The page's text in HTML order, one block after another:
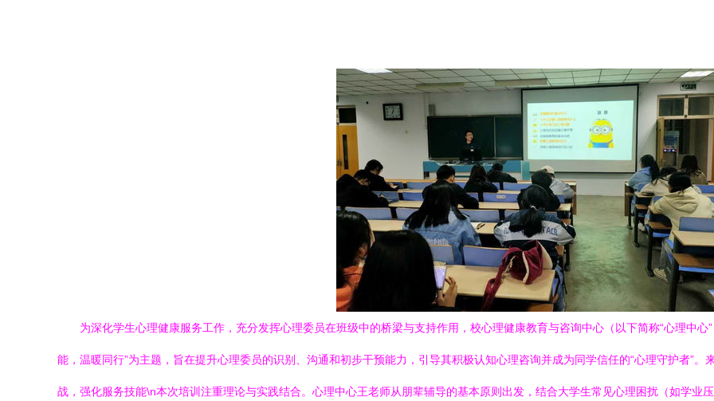
为深化学生心理健康服务工作，充分发挥心理委员在班级中的桥梁与支持作用，校心理健康教育与咨询中心（以下简称“心理中
能，温暖同行”为主题，旨在提升心理委员的识别、沟通和初步干预能力，引导其积极认知心理咨询并成为同学信任的“心理守护者”
战，强化服务技能\n本次培训注重理论与实践结合。心理中心王老师从朋辈辅导的基本原则出发，结合大学生常见心理困扰（如学业